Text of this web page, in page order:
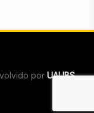
por UAUBS